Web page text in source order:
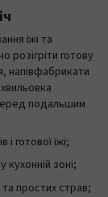
їжі та
розігріти готову
напівфабрикати
подальшим
готової їжі;
зоні;
простих страв;